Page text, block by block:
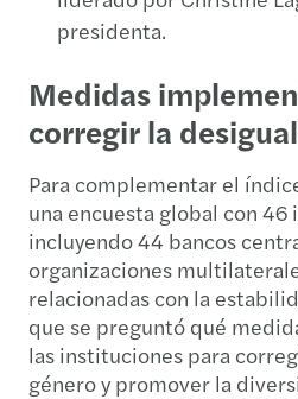
presidenta.
Medidas
corregir la
Para complementar el
una encuesta global con
incluyendo 44 bancos
organizaciones
relacionadas con la
que se preguntó qué
las instituciones para
género y promover la